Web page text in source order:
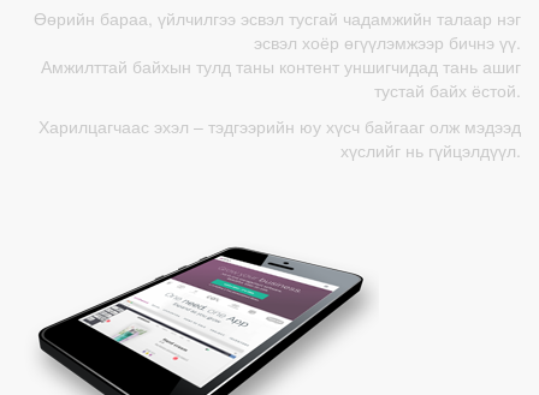
Өөрийн бараа, үйлчилгээ эсвэл тусгай чадамжийн талаар нэг
эсвэл хоёр өгүүлэмжээр бичнэ үү.
Амжилттай байхын тулд таны контент уншигчидад тань ашиг
тустай байх ёстой.
Харилцагчаас эхэл – тэдгээрийн юу хүсч байгааг олж мэдээд
хүслийг нь гүйцэлдүүл.